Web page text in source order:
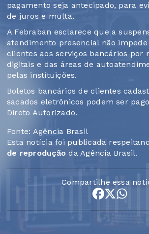
pagamento seja antecipado, para
de juros e multa.
A Febraban esclarece que a
atendimento presencial não impede
clientes aos serviços bancários por
digitais e das áreas de
pelas instituições.
Boletos bancários de clientes
sacados eletrônicos podem ser
Direto Autorizado.
Fonte: Agência Brasil
Esta notícia foi publicada
de reprodução da Agência Brasil.
Compartilhe essa